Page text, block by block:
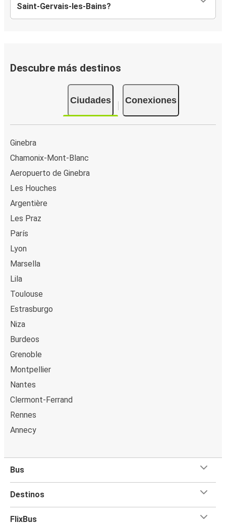
Saint-Gervais-les-Bains?
Descubre más destinos
Ciudades Conexiones
Ginebra
Chamonix-Mont-Blanc
Aeropuerto de Ginebra
Les Houches
Argentière
Les Praz
París
Lyon
Marsella
Lila
Toulouse
Estrasburgo
Niza
Burdeos
Grenoble
Montpellier
Nantes
Clermont-Ferrand
Rennes
Annecy
Bus
Destinos
FlixBus